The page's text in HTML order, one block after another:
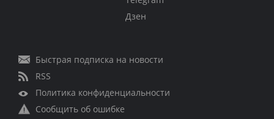
Дзен
Быстрая подписка на новости
RSS
Политика конфиденциальности
Сообщить об ошибке